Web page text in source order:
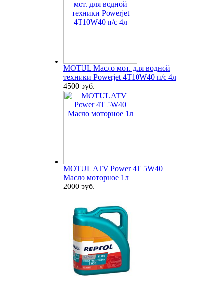
MOTUL Масло мот. для водной
техники Powerjet 4T10W40 п/с 4л
4500 руб.
MOTUL ATV Power 4T 5W40
Масло моторное 1л
2000 руб.